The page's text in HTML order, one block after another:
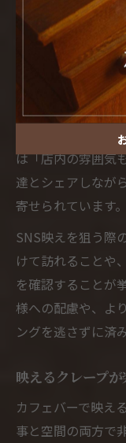
照明の工夫が、ク
す。
実際に、羽村市
は、フルーツの
り、クリームや
ていたりと、写真
は「店内の雰囲気
達とシェアしなが
寄せられています。
SNS映えを狙う際
けて訪れることや
を確認することが
様への配慮や、よ
ングを逃さずに済
映えるクレープ
カフェバーで映え
事と空間の両方で